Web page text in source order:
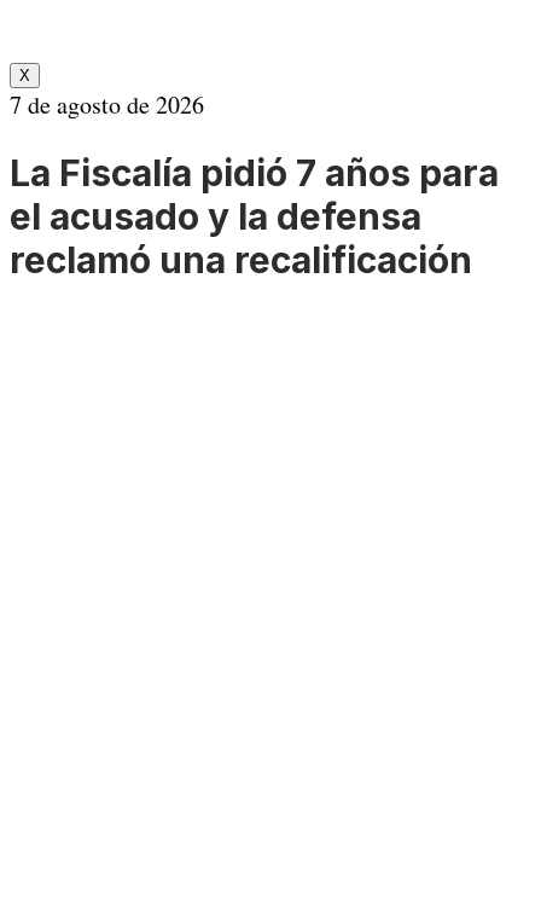
X
7 de agosto de 2026
La Fiscalía pidió 7 años para
el acusado y la defensa
reclamó una recalificación